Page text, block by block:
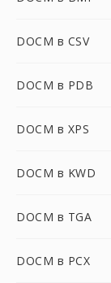
DOCM в CSV
DOCM в PDB
DOCM в XPS
DOCM в KWD
DOCM в TGA
DOCM в PCX